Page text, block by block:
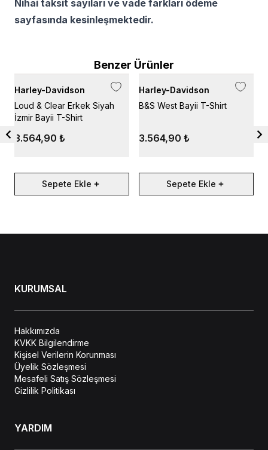
Nihai taksit sayıları ve vade farkları ödeme
sayfasında kesinleşmektedir.
Benzer Ürünler
Harley-Davidson
Loud & Clear Erkek Siyah
İzmir Bayii T-Shirt
3.564,90 ₺
Sepete Ekle
Harley-Davidson
B&S West Bayii T-Shirt
3.564,90 ₺
Sepete Ekle
KURUMSAL
Hakkımızda
KVKK Bilgilendirme
Kişisel Verilerin Korunması
Üyelik Sözleşmesi
Mesafeli Satış Sözleşmesi
Gizlilik Politikası
YARDIM